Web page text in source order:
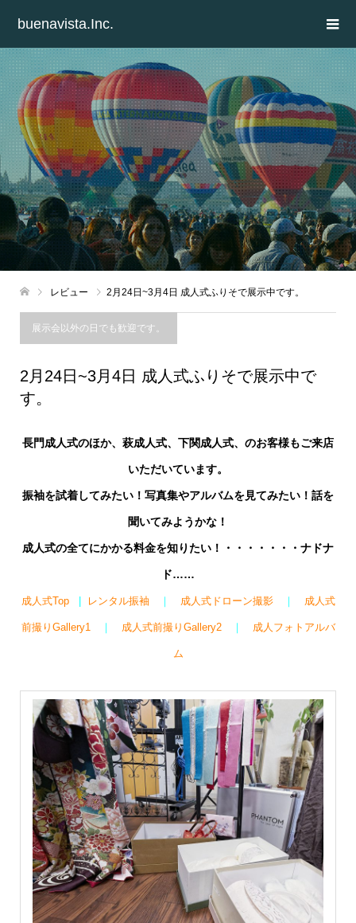
buenavista.Inc.
レビュー 2月24日~3月4日 成人式ふりそで展示中です。
展示会以外の日でも歓迎です。
2月24日~3月4日 成人式ふりそで展示中で
す。
長門成人式のほか、萩成人式、下関成人式、のお客様もご来店
いただいています。
振袖を試着してみたい！写真集やアルバムを見てみたい！話を
聞いてみようかな！
成人式の全てにかかる料金を知りたい！・・・・・・・ナドナ
ド……
成人式Top レンタル振袖 ｜ 成人式ドローン撮影 ｜ 成人式
前撮りGallery1 ｜ 成人式前撮りGallery2 ｜ 成人フォトアルバ
ム